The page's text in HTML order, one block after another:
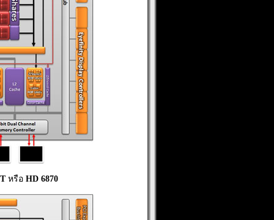
หรือ HD 6870